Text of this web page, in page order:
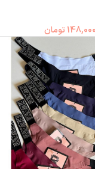
148,000 تومان